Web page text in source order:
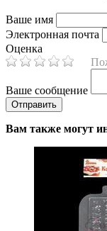
Ваше имя
Электронная почта
Оценка
Ваше сообщение
Вам также могут